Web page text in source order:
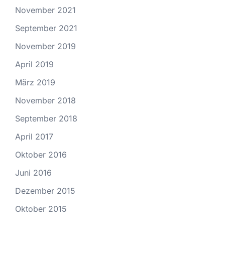
November 2021
September 2021
November 2019
April 2019
März 2019
November 2018
September 2018
April 2017
Oktober 2016
Juni 2016
Dezember 2015
Oktober 2015